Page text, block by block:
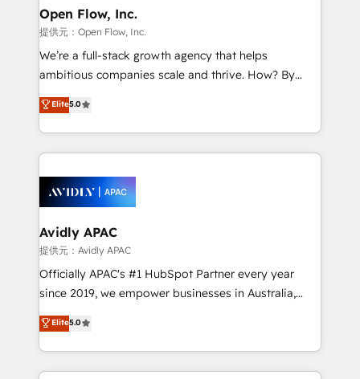
and Stockholm Elixir is a first mover and leader
when it comes to HubSpot sales and service
implementations, highly renowned for our business
acumen, process (re-)design experience and a
integrate HubSpot with complex solutions like SAP,
MicroSoft, custom solutions,... Our company also has
execution, CPQ, customer portals and HubSpot CMS
Open Flow, Inc.
提供元：Open Flow, Inc.
We’re a full-stack growth agency that helps
ambitious companies scale and thrive. How? By
upgrading and streamlining every single revenue-
generating aspect of your business. We’re proud
HubSpot Elite Solutions Partners and devout CRM
nerds who can harness HubSpot’s custom digital
experience. Working hand-in-hand with your team,
we’ll assemble a RevOps machine that drives more
traffic, generates better leads and crushes your
revenue goals. We've worked with thousands of
HubSpot customers and we'd love to work with you
too! Clients come to us for: Advanced CRM solutions
HubSpot Data System Migrations between systems
to HubSpot New lead generation strategies Time-
Elite5.0
Avidly APAC
提供元：Avidly APAC
Officially APAC's #1 HubSpot Partner every year
since 2019, we empower businesses in Australia,
New Zealand, and globally to realise their full
potential through enterprise HubSpot CRM
implementation. And we deliver best practice across
the whole HubSpot platform, covering marketing,
Elite5.0